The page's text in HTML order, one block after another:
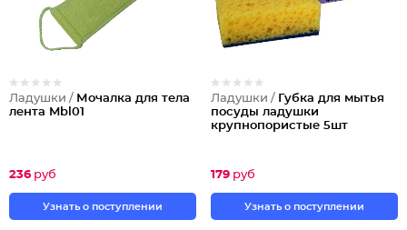
Ладушки / Мочалка для тела
лента Mbl01
236 руб
Узнать о поступлении
Ладушки / Губка для мытья
посуды ладушки
крупнопористые 5шт
179 руб
Узнать о поступлении